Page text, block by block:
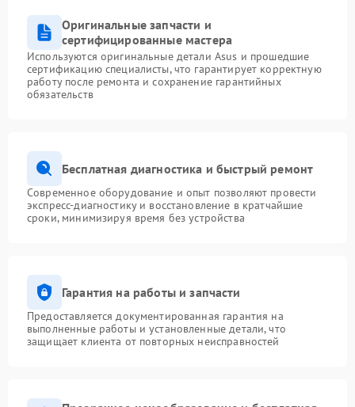
Оригинальные запчасти и
сертифицированные мастера
Используются оригинальные детали Asus и прошедшие
сертификацию специалисты, что гарантирует корректную
работу после ремонта и сохранение гарантийных
обязательств
Бесплатная диагностика и быстрый ремонт
Современное оборудование и опыт позволяют провести
экспресс-диагностику и восстановление в кратчайшие
сроки, минимизируя время без устройства
Гарантия на работы и запчасти
Предоставляется документированная гарантия на
выполненные работы и установленные детали, что
защищает клиента от повторных неисправностей